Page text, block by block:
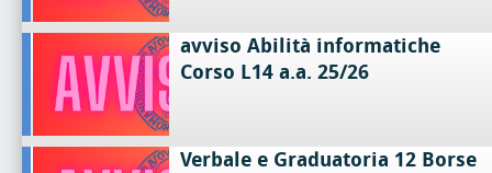
avviso Abilità informatiche
Corso L14 a.a. 25/26
Verbale e Graduatoria 12 Borse